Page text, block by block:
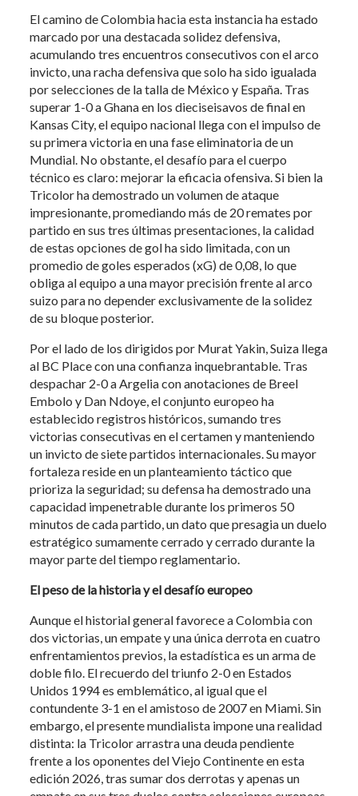
El camino de Colombia hacia esta instancia ha estado
marcado por una destacada solidez defensiva,
acumulando tres encuentros consecutivos con el arco
invicto, una racha defensiva que solo ha sido igualada
por selecciones de la talla de México y España. Tras
superar 1-0 a Ghana en los dieciseisavos de final en
Kansas City, el equipo nacional llega con el impulso de
su primera victoria en una fase eliminatoria de un
Mundial. No obstante, el desafío para el cuerpo
técnico es claro: mejorar la eficacia ofensiva. Si bien la
Tricolor ha demostrado un volumen de ataque
impresionante, promediando más de 20 remates por
partido en sus tres últimas presentaciones, la calidad
de estas opciones de gol ha sido limitada, con un
promedio de goles esperados (xG) de 0,08, lo que
obliga al equipo a una mayor precisión frente al arco
suizo para no depender exclusivamente de la solidez
de su bloque posterior.
Por el lado de los dirigidos por Murat Yakin, Suiza llega
al BC Place con una confianza inquebrantable. Tras
despachar 2-0 a Argelia con anotaciones de Breel
Embolo y Dan Ndoye, el conjunto europeo ha
establecido registros históricos, sumando tres
victorias consecutivas en el certamen y manteniendo
un invicto de siete partidos internacionales. Su mayor
fortaleza reside en un planteamiento táctico que
prioriza la seguridad; su defensa ha demostrado una
capacidad impenetrable durante los primeros 50
minutos de cada partido, un dato que presagia un duelo
estratégico sumamente cerrado y cerrado durante la
mayor parte del tiempo reglamentario.
El peso de la historia y el desafío europeo
Aunque el historial general favorece a Colombia con
dos victorias, un empate y una única derrota en cuatro
enfrentamientos previos, la estadística es un arma de
doble filo. El recuerdo del triunfo 2-0 en Estados
Unidos 1994 es emblemático, al igual que el
contundente 3-1 en el amistoso de 2007 en Miami. Sin
embargo, el presente mundialista impone una realidad
distinta: la Tricolor arrastra una deuda pendiente
frente a los oponentes del Viejo Continente en esta
edición 2026, tras sumar dos derrotas y apenas un